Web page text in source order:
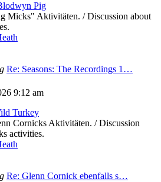
Pig
Micks" Aktivitäten. / Discussion about
Re: Seasons: The Recordings 1…
9:12 am
Turkey
Cornicks Aktivitäten. / Discussion
activities.
Re: Glenn Cornick ebenfalls s…